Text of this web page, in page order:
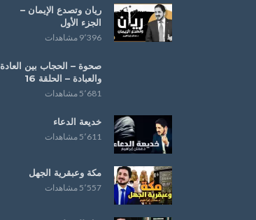
ريان وتصدع الإيمان –
الجزء الأول
9٬396 مشاهدات
صحوة – ‏الحجاب‬ بين العادة
و‫‏العبادة‬ – الحلقة 16
5٬681 مشاهدات
خديعة الدعاء
5٬611 مشاهدات
مكة وعبقرية الجهل
5٬557 مشاهدات